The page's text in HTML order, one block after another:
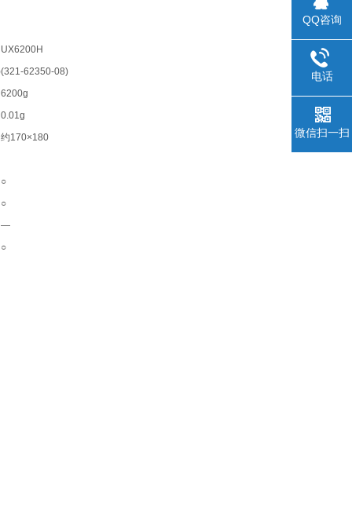
UX6200H
(321-62350-08)
6200g
0.01g
约170×180
○
○
—
○
QQ咨询
电话
微信扫一扫